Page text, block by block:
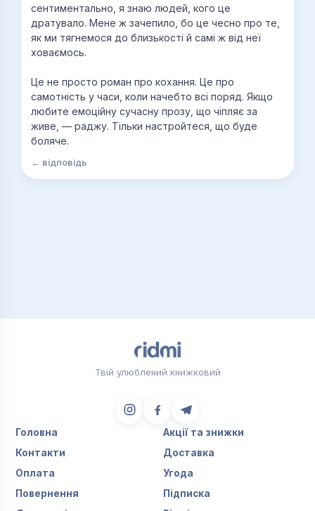
сентиментально, я знаю людей, кого це
дратувало. Мене ж зачепило, бо це чесно про те,
як ми тягнемося до близькості й самі ж від неї
ховаємось.
Це не просто роман про кохання. Це про
самотність у часи, коли начебто всі поряд. Якщо
любите емоційну сучасну прозу, що чіпляє за
живе, — раджу. Тільки настройтеся, що буде
боляче.
← відповідь
Твій улюблений книжковий
Головна
Акції та знижки
Контакти
Доставка
Оплата
Угода
Повернення
Підписка